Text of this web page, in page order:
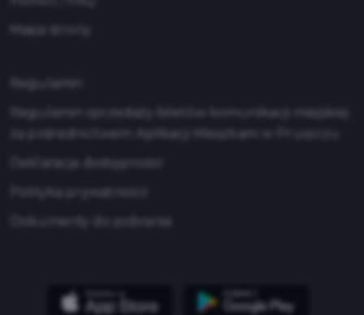
Mapa strony
Regulamin
Regulamin sprzedaży biletów komunikacji miejskiej
za pośrednictwem Aplikacji Mieszkam w Pruszczu
Deklaracja dostępności
Polityka prywatności
Dokumenty do pobrania